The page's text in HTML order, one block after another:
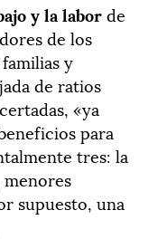
y la laborde
de los
y
de ratios
«ya
para
tres: la
supuesto, una